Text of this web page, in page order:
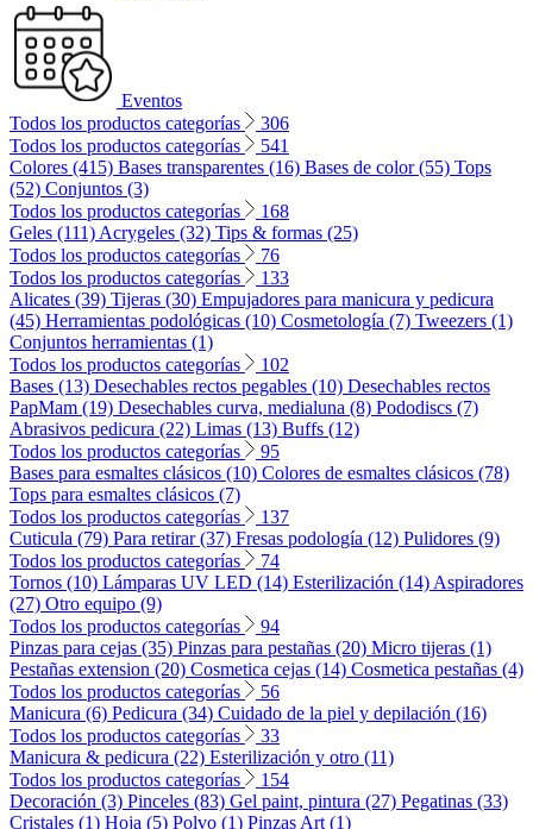
Eventos
Todos los productos categorías
306
Todos los productos categorías
541
Colores (415) Bases transparentes (16) Bases de color (55) Tops
(52) Conjuntos (3)
Todos los productos categorías
168
Geles (111) Acrygeles (32) Tips & formas (25)
Todos los productos categorías
76
Todos los productos categorías
133
Alicates (39) Tijeras (30) Empujadores para manicura y pedicura
(45) Herramientas podológicas (10) Cosmetología (7) Tweezers (1)
Conjuntos herramientas (1)
Todos los productos categorías
102
Bases (13) Desechables rectos pegables (10) Desechables rectos
PapMam (19) Desechables curva, medialuna (8) Pododiscs (7)
Abrasivos pedicura (22) Limas (13) Buffs (12)
Todos los productos categorías
95
Bases para esmaltes clásicos (10) Colores de esmaltes clásicos (78)
Tops para esmaltes clásicos (7)
Todos los productos categorías
137
Cuticula (79) Para retirar (37) Fresas podología (12) Pulidores (9)
Todos los productos categorías
74
Tornos (10) Lámparas UV LED (14) Esterilización (14) Aspiradores
(27) Otro equipo (9)
Todos los productos categorías
94
Pinzas para cejas (35) Pinzas para pestañas (20) Micro tijeras (1)
Pestañas extension (20) Cosmetica cejas (14) Cosmetica pestañas (4)
Todos los productos categorías
56
Manicura (6) Pedicura (34) Cuidado de la piel y depilación (16)
Todos los productos categorías
33
Manicura & pedicura (22) Esterilización y otro (11)
Todos los productos categorías
154
Decoración (3) Pinceles (83) Gel paint, pintura (27) Pegatinas (33)
Cristales (1) Hoja (5) Polvo (1) Pinzas Art (1)